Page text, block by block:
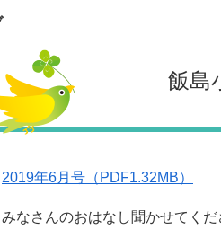
飯島
2019年6月号（PDF1.32MB）
みなさんのおはなし聞かせてく